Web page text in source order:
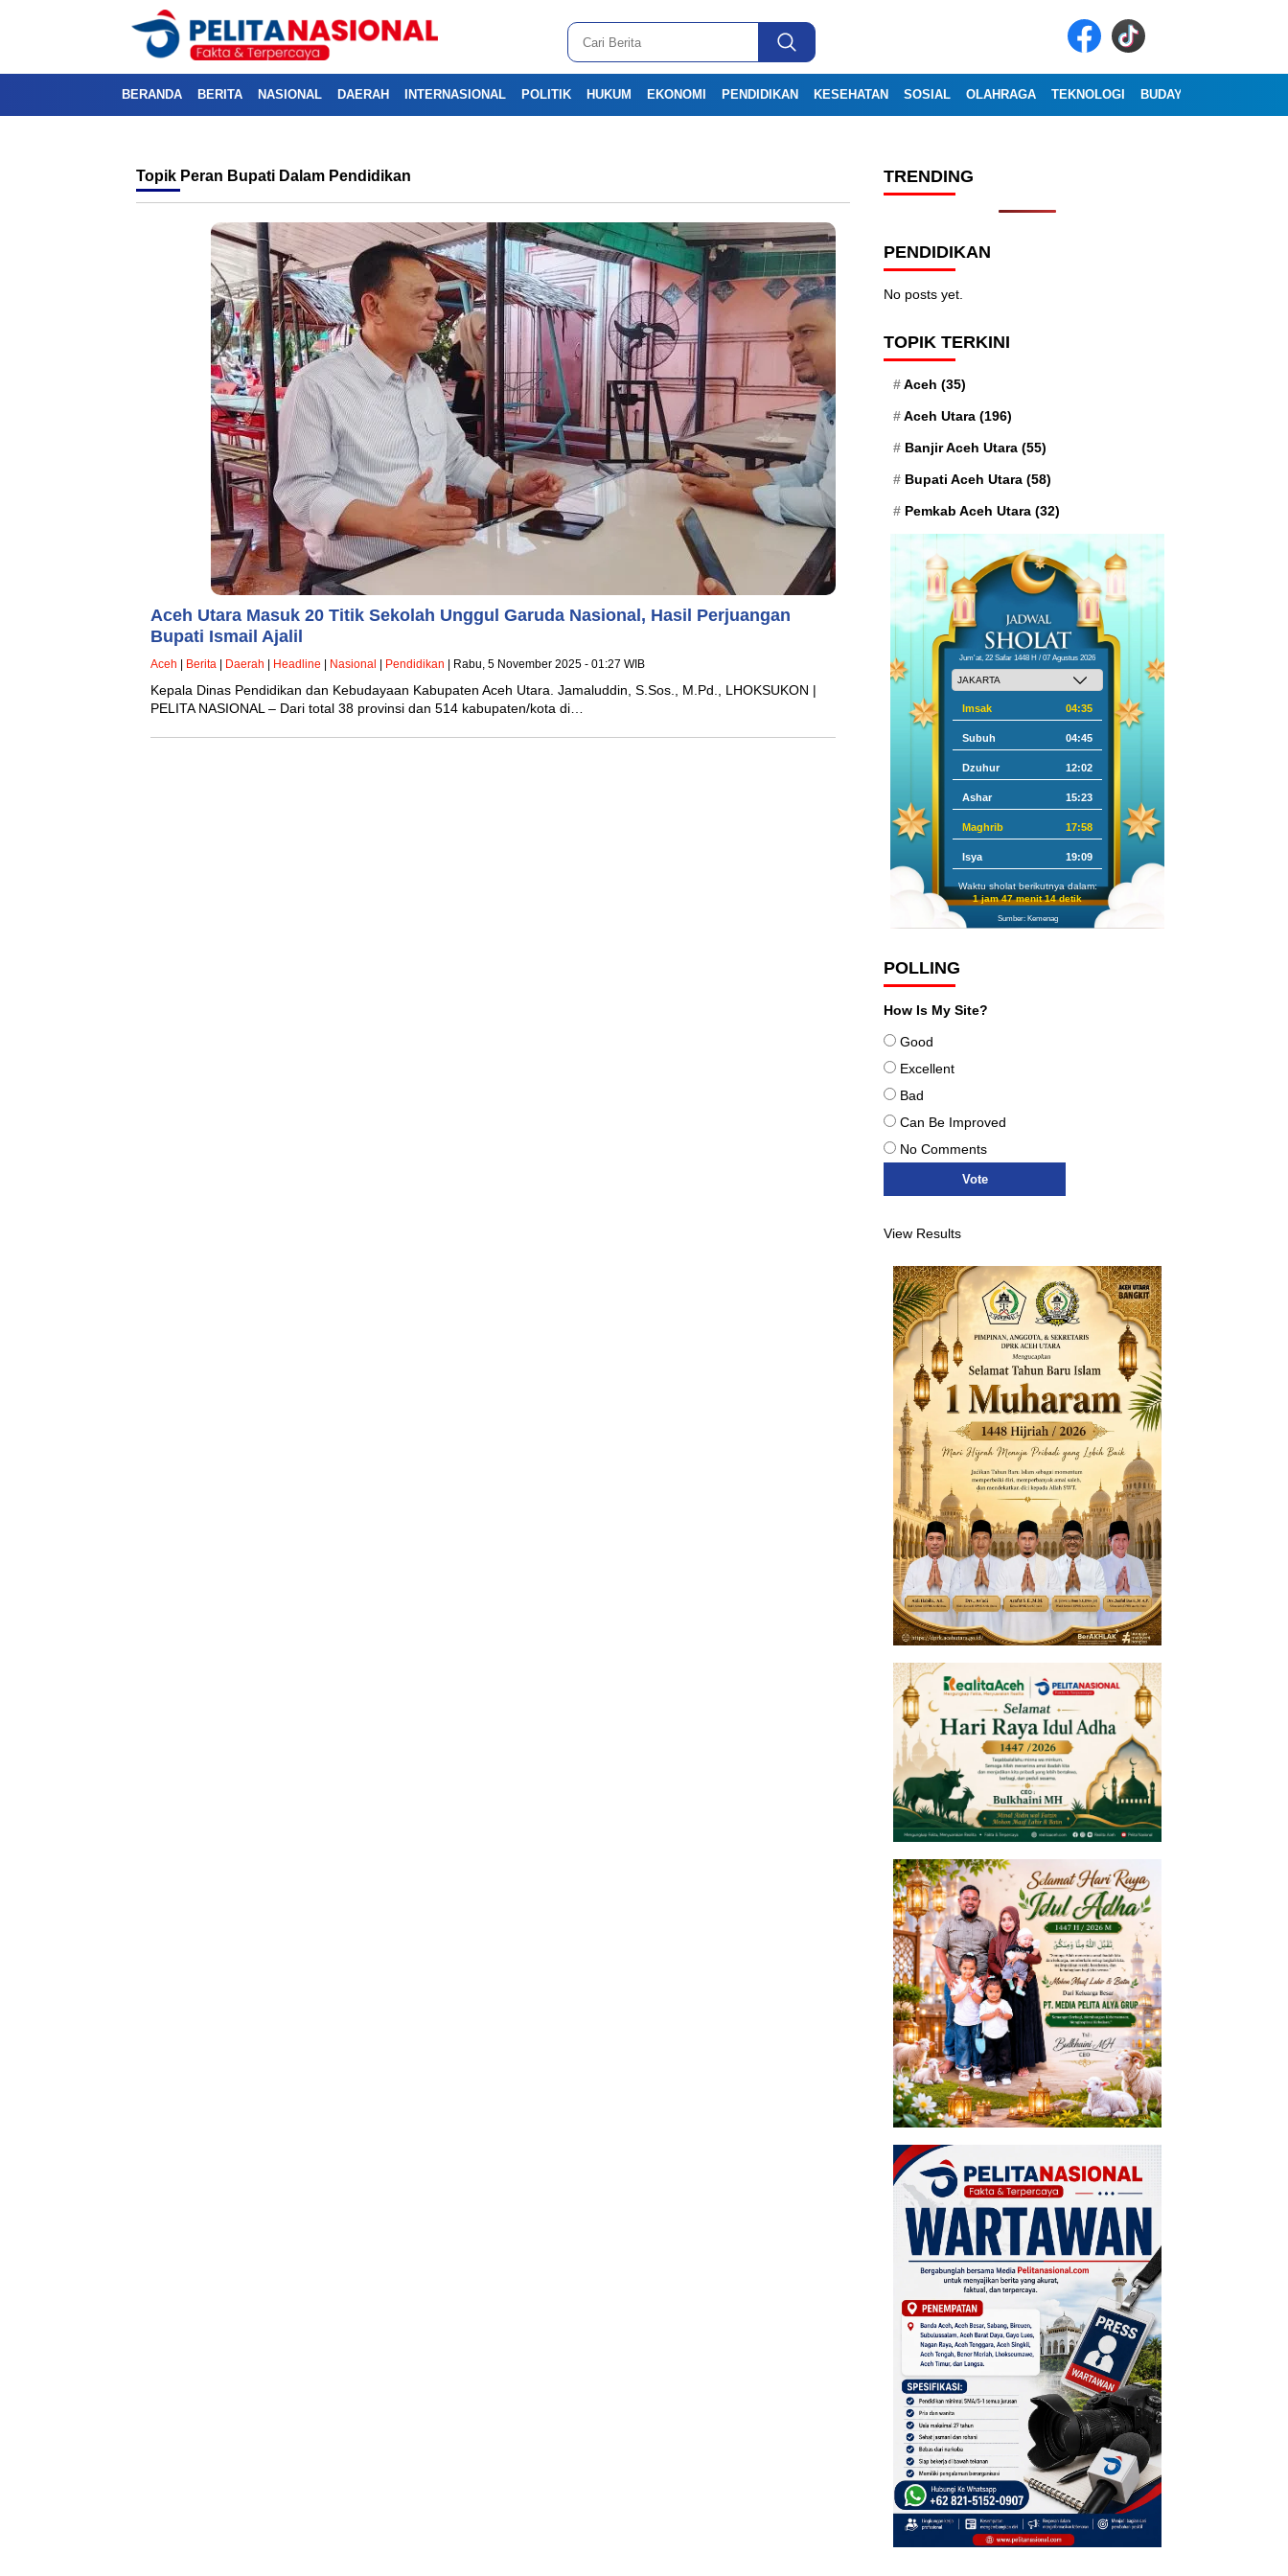
BERANDA BERITA NASIONAL DAERAH INTERNASIONAL POLITIK HUKUM EKONOMI PENDIDIKAN KESEHATAN SOSIAL OLAHRAGA TEKNOLOGI BUDAYA
Topik Peran Bupati Dalam Pendidikan
Aceh Utara Masuk 20 Titik Sekolah Unggul Garuda Nasional, Hasil Perjuangan
Bupati Ismail Ajalil
Aceh Berita Daerah Headline Nasional Pendidikan | Rabu, 5 November 2025 - 01:27 WIB
Kepala Dinas Pendidikan dan Kebudayaan Kabupaten Aceh Utara. Jamaluddin, S.Sos., M.Pd., LHOKSUKON |
PELITA NASIONAL – Dari total 38 provinsi dan 514 kabupaten/kota di…
TRENDING
PENDIDIKAN
No posts yet.
TOPIK TERKINI
Aceh (35)
Aceh Utara (196)
Banjir Aceh Utara (55)
Bupati Aceh Utara (58)
Pemkab Aceh Utara (32)
Jum'at, 22 Safar 1448 H / 07 Agustus 2026
Imsak 04:35
Subuh 04:45
Dzuhur 12:02
Ashar 15:23
Maghrib 17:58
Isya 19:09
Waktu sholat berikutnya dalam:
1 jam 47 menit 13 detik
Sumber: Kemenag
POLLING
How Is My Site?
Good
Excellent
Bad
Can Be Improved
No Comments
View Results